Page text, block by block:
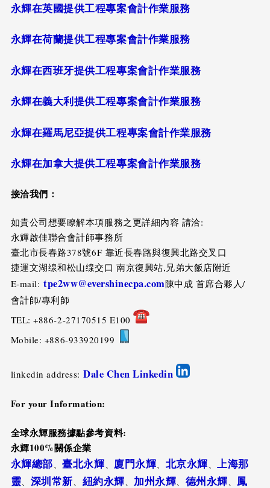
永輝在英國提供工程專案會計作業服務
永輝在荷蘭提供工程專案會計作業服務
永輝在西班牙提供工程專案會計作業服務
永輝在義大利提供工程專案會計作業服務
永輝在羅馬尼亞提供工程專案會計作業服務
永輝在加拿大提供工程專案會計作業服務
接洽我們：
如貴公司想要瞭解本項服務之更詳細內容 請洽:
永輝啟佳聯合會計師事務所
臺北市長春路378號6F 靠近長春路與復興北路交叉口
捷運文湖缐和松山缐交口 南京復興站,兄弟大飯店附近
E-mail: tpe2ww@evershinecpa.com陳中成 首席合夥人/
會計師/專利師
TEL: +886-2-27170515 E100
Mobile: +886-933920199
linkedin address: Dale Chen Linkedin
For your Information:
全球永輝服務據點參考資料:
永輝100%關係企業
永輝總部 、臺北永輝 廈門永輝 北京永輝
上海那
靈
深圳常新 紐約永輝 加州永輝 德州永輝 鳳